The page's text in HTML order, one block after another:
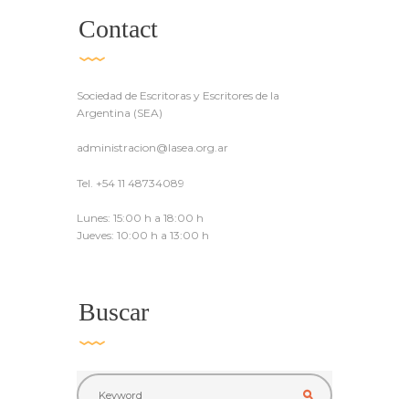
Contact
Sociedad de Escritoras y Escritores de la
Argentina (SEA)
administracion@lasea.org.ar
Tel. +54 11 48734089
Lunes: 15:00 h a 18:00 h
Jueves: 10:00 h a 13:00 h
Buscar